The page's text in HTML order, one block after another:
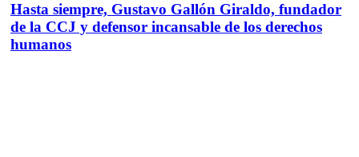
Hasta siempre, Gustavo Gallón Giraldo, fundador
de la CCJ y defensor incansable de los derechos
humanos